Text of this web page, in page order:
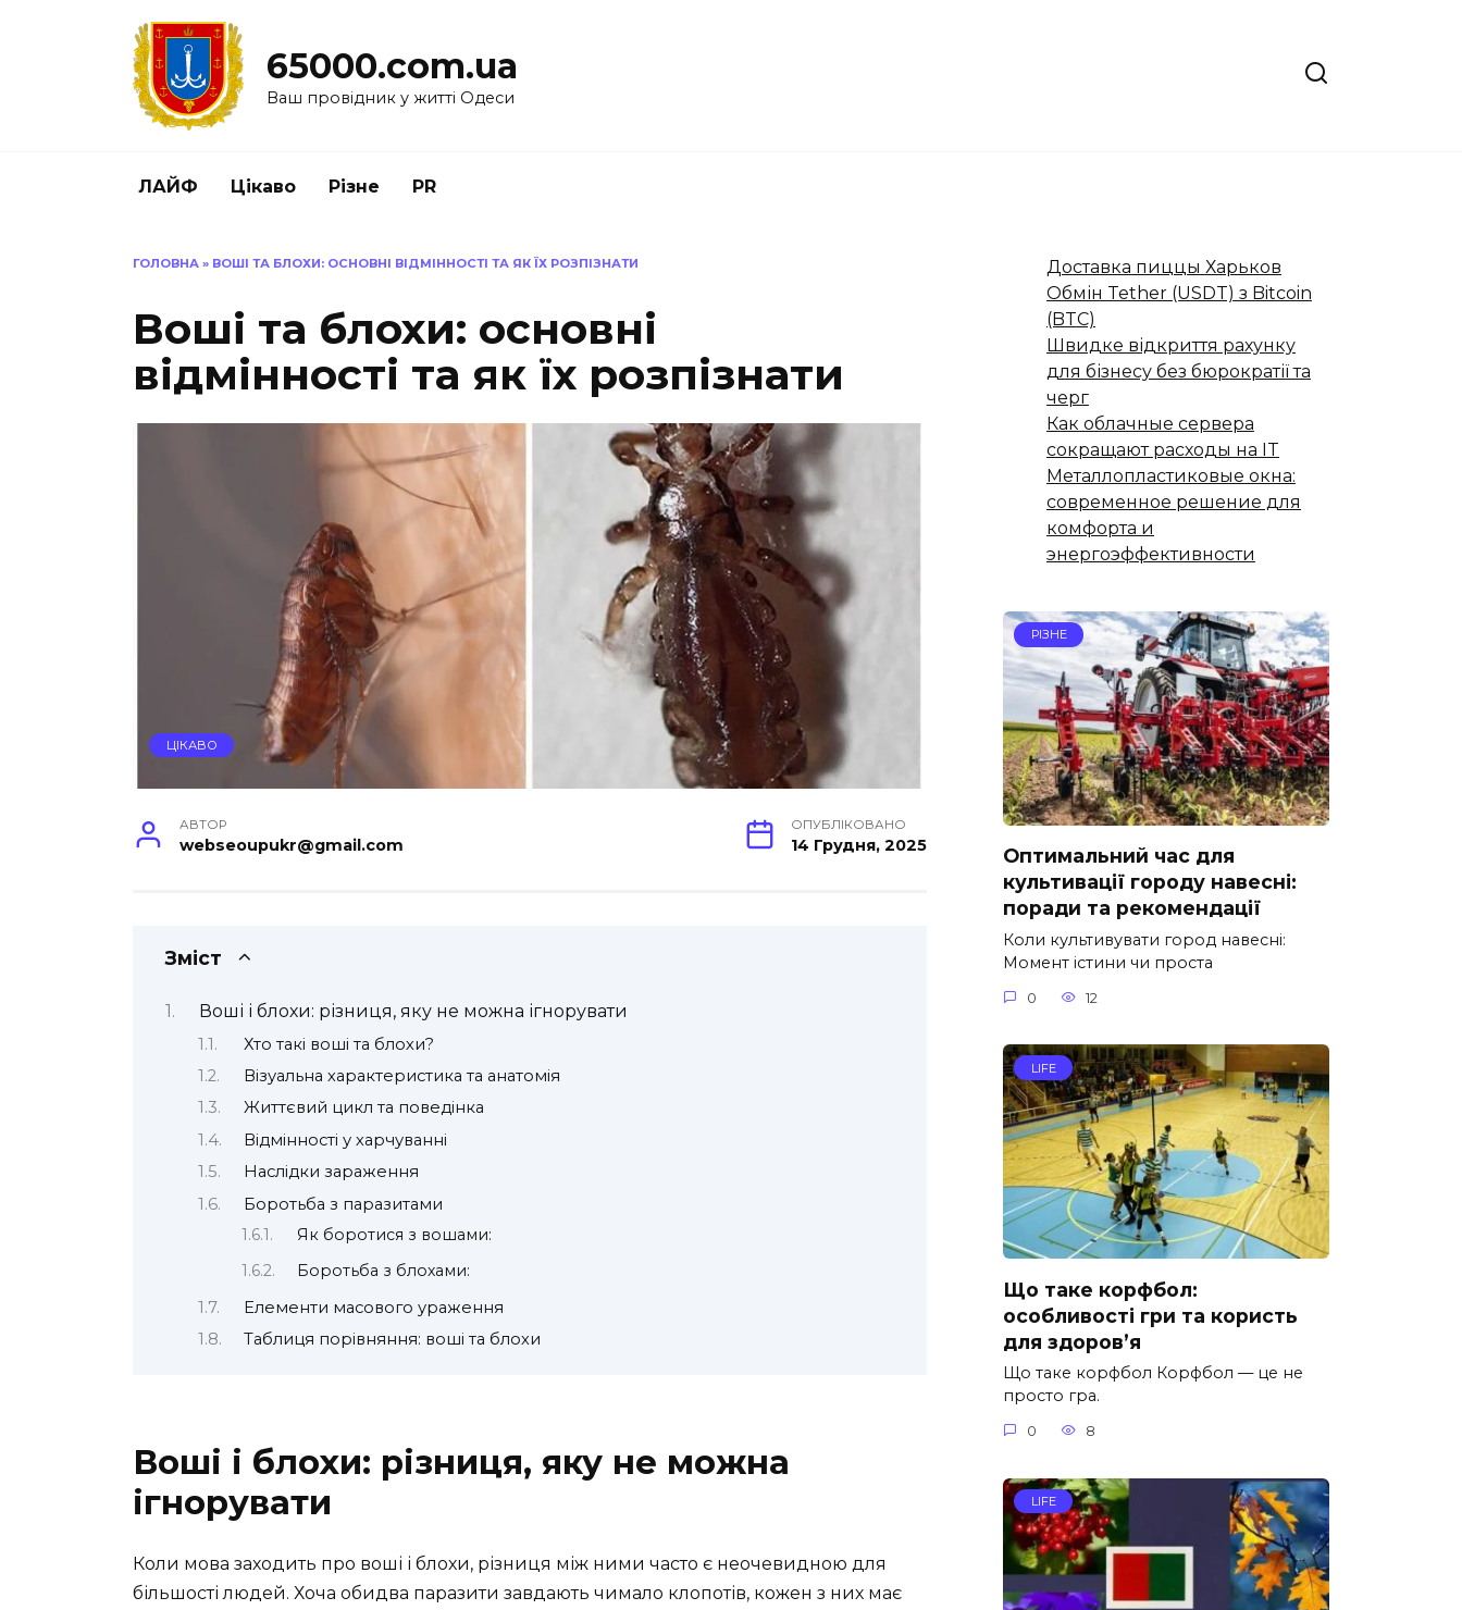
65000.com.ua
Ваш провідник у житті Одеси
ЛАЙФ Цікаво Різне PR
ГОЛОВНА » ВОШІ ТА БЛОХИ: ОСНОВНІ ВІДМІННОСТІ ТА ЯК ЇХ РОЗПІЗНАТИ
Воші та блохи: основні
відмінності та як їх розпізнати
ЦІКАВО
АВТОР
webseoupukr@gmail.com
ОПУБЛІКОВАНО
14 Грудня, 2025
Зміст
Воші і блохи: різниця, яку не можна ігнорувати
Хто такі воші та блохи?
Візуальна характеристика та анатомія
Життєвий цикл та поведінка
Відмінності у харчуванні
Наслідки зараження
Боротьба з паразитами
Як боротися з вошами:
Боротьба з блохами:
Елементи масового ураження
Таблиця порівняння: воші та блохи
Воші і блохи: різниця, яку не можна
ігнорувати
Коли мова заходить про воші і блохи, різниця між ними часто є неочевидною для
більшості людей. Хоча обидва паразити завдають чимало клопотів, кожен з них має
Доставка пиццы Харьков
Обмін Tether (USDT) з Bitcoin
(BTC)
Швидке відкриття рахунку
для бізнесу без бюрократії та
черг
Как облачные сервера
сокращают расходы на IT
Металлопластиковые окна:
современное решение для
комфорта и
энергоэффективности
РІЗНЕ
Оптимальний час для
культивації городу навесні:
поради та рекомендації
Коли культивувати город навесні:
Момент істини чи проста
0 12
LIFE
Що таке корфбол:
особливості гри та користь
для здоров’я
Що таке корфбол Корфбол — це не
просто гра.
0 8
LIFE